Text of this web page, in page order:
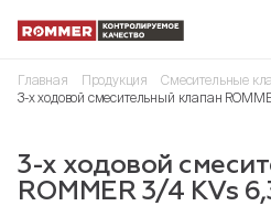
Главная Продукция
Смесительные
3-х ходовой смесительный клапан
3-х ходовой
ROMMER 3/4 KVs